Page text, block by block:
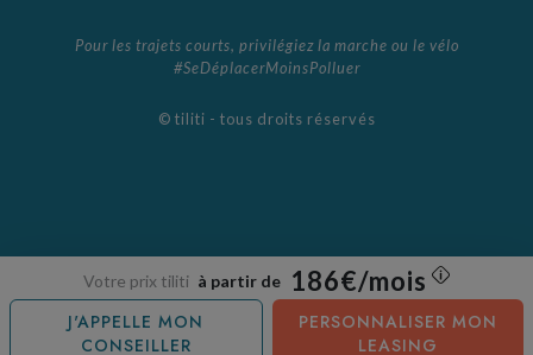
Votre prix tiliti à partir de 186€/mois
J'APPELLE MON
CONSEILLER
PERSONNALISER MON
LEASING
Pour les trajets courts, privilégiez la marche ou le vélo
#SeDéplacerMoinsPolluer
© tiliti - tous droits réservés